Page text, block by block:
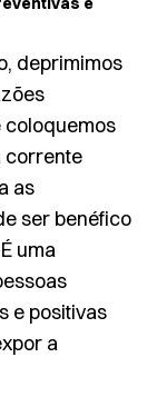
deprimimos
corrente
as
ser benéfico
uma
e positivas
a